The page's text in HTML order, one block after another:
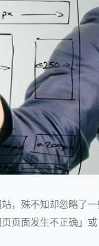
殊不知却忽略了一
页面发生不正确」